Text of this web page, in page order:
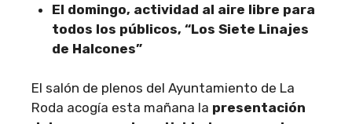
El domingo, actividad al aire libre para
todos los públicos, “Los Siete Linajes
de Halcones”
El salón de plenos del Ayuntamiento de La
Roda acogía esta mañana la presentación